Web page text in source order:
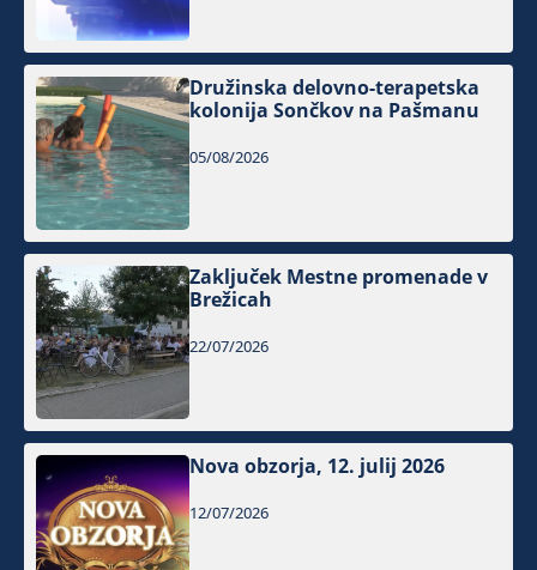
Družinska delovno-terapetska
kolonija Sončkov na Pašmanu
05/08/2026
Zaključek Mestne promenade v
Brežicah
22/07/2026
Nova obzorja, 12. julij 2026
12/07/2026